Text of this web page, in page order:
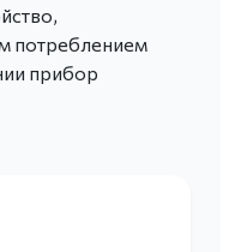
потреблением
прибор